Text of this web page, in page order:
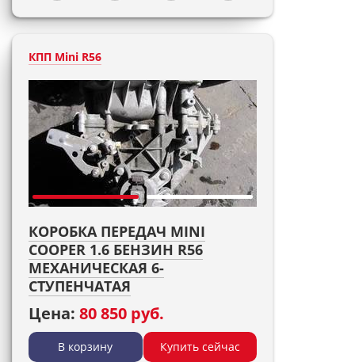
КПП Mini R56
КОРОБКА ПЕРЕДАЧ MINI
COOPER 1.6 БЕНЗИН R56
МЕХАНИЧЕСКАЯ 6-
СТУПЕНЧАТАЯ
Цена: 80 850 руб.
В корзину Купить сейчас